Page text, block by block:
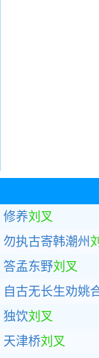
修养刘叉
勿执古寄韩潮州
答孟东野刘叉
自古无长生劝姚
独饮刘叉
天津桥刘叉